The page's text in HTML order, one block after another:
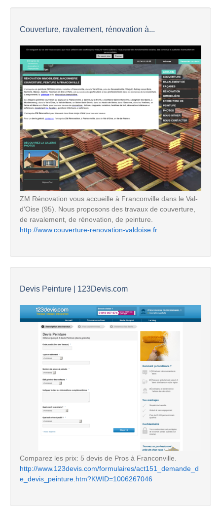
Couverture, ravalement, rénovation à...
ZM Rénovation vous accueille à Franconville dans le Val-
d'Oise (95). Nous proposons des travaux de couverture,
de ravalement, de rénovation, de peinture.
http://www.couverture-renovation-valdoise.fr
Devis Peinture | 123Devis.com
Comparez les prix: 5 devis de Pros à Franconville.
http://www.123devis.com/formulaires/act151_demande_d
e_devis_peinture.htm?KWID=1006267046